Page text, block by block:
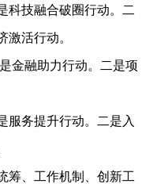
技融合破圈行动。二
激活行动。
融助力行动。二是项
务提升行动。二是入
筹、工作机制、创新工